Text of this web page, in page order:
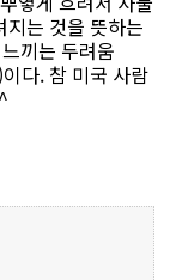
는 것을 뜻하는
끼는 두려움
다. 참 미국 사람